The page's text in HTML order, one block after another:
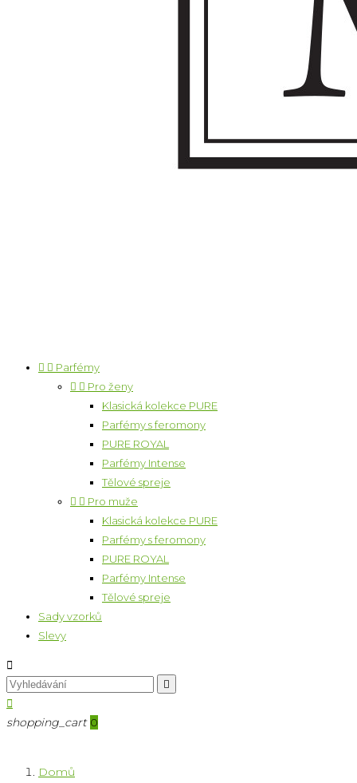
  Parfémy
  Pro ženy
Klasická kolekce PURE
Parfémy s feromony
PURE ROYAL
Parfémy Intense
Tělové spreje
  Pro muže
Klasická kolekce PURE
Parfémy s feromony
PURE ROYAL
Parfémy Intense
Tělové spreje
Sady vzorků
Slevy



shopping_cart 0
Domů